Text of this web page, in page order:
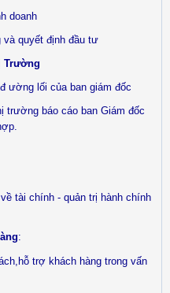
doanh
và quyết định đầu tư
Trường
ường lối của ban giám đốc
trường báo cáo ban Giám đốc
tài chính - quản trị hành chính
:
trợ khách hàng trong vấn